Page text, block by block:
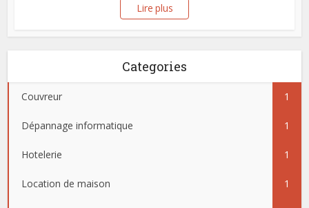
Lire plus
Categories
Couvreur 1
Dépannage informatique 1
Hotelerie 1
Location de maison 1